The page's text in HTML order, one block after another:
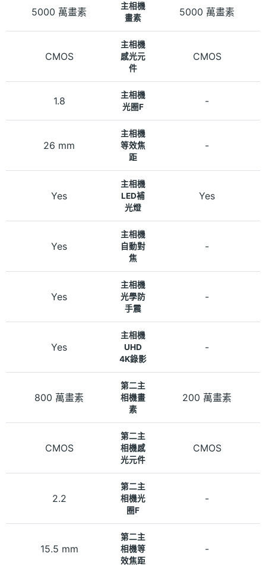
5000 萬畫素
主相機
畫素
5000 萬畫素
CMOS
主相機
感光元
件
CMOS
1.8
主相機
光圈F
-
26 mm
主相機
等效焦
距
-
Yes
主相機
LED補
光燈
Yes
Yes
主相機
自動對
焦
-
Yes
主相機
光學防
手震
-
Yes
主相機
UHD
4K錄影
-
800 萬畫素
第二主
相機畫
素
200 萬畫素
CMOS
第二主
相機感
光元件
CMOS
2.2
第二主
相機光
圈F
-
15.5 mm
第二主
相機等
效焦距
-